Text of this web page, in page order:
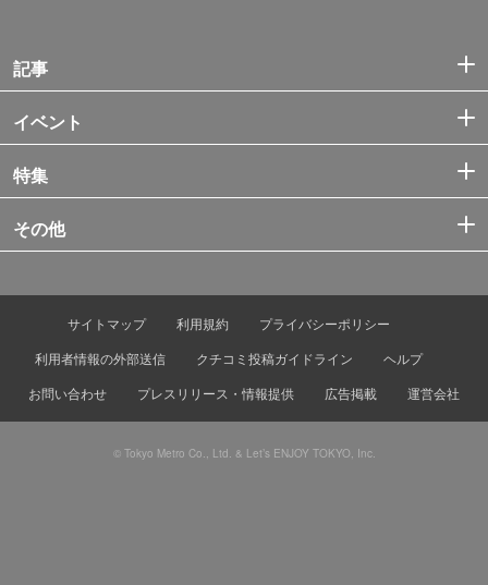
記事
イベント
特集
その他
サイトマップ 利用規約
プライバシーポリシー
利用者情報の外部送信
クチコミ投稿ガイドライン
ヘルプ
お問い合わせ
プレスリリース・情報提供 広告掲載 運営会社
© Tokyo Metro Co., Ltd. & Let’s ENJOY TOKYO, Inc.